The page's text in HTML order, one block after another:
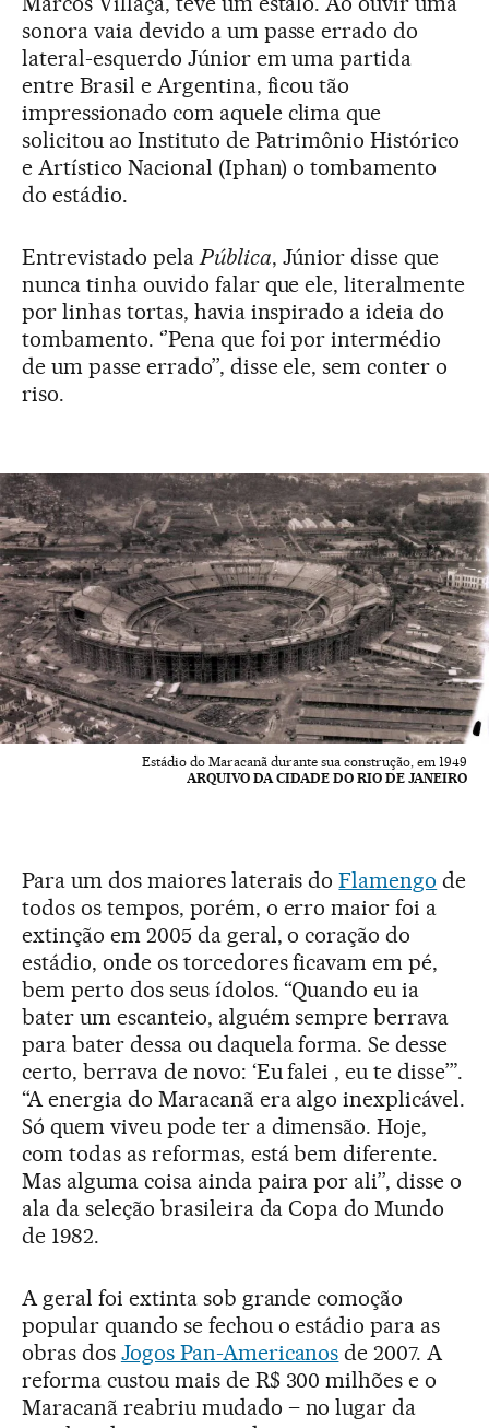
sonora vaia devido a um passe errado do
lateral-esquerdo Júnior em uma partida
entre Brasil e Argentina, ficou tão
impressionado com aquele clima que
solicitou ao Instituto de Patrimônio Histórico
e Artístico Nacional (Iphan) o tombamento
do estádio.
Entrevistado pelaPública, Júnior disse que
nunca tinha ouvido falar que ele, literalmente
por linhas tortas, havia inspirado a ideia do
tombamento. ‘’Pena que foi por intermédio
de um passe errado’’, disse ele, sem conter o
riso.
Estádio do Maracanã durante sua construção, em 1949
ARQUIVO DA CIDADE DO RIO DE JANEIRO
Para um dos maiores laterais doFlamengo de
todos os tempos, porém, o erro maior foi a
extinção em 2005 da geral, o coração do
estádio, onde os torcedores ficavam em pé,
bem perto dos seus ídolos. “Quando eu ia
bater um escanteio, alguém sempre berrava
para bater dessa ou daquela forma. Se desse
certo, berrava de novo: ‘Eu falei , eu te disse’”.
“A energia do Maracanã era algo inexplicável.
Só quem viveu pode ter a dimensão. Hoje,
com todas as reformas, está bem diferente.
Mas alguma coisa ainda paira por ali’’, disse o
ala da seleção brasileira da Copa do Mundo
de 1982.
A geral foi extinta sob grande comoção
popular quando se fechou o estádio para as
obras dos Jogos Pan-Americanos de 2007. A
reforma custou mais de R$ 300 milhões e o
Maracanã reabriu mudado – no lugar da